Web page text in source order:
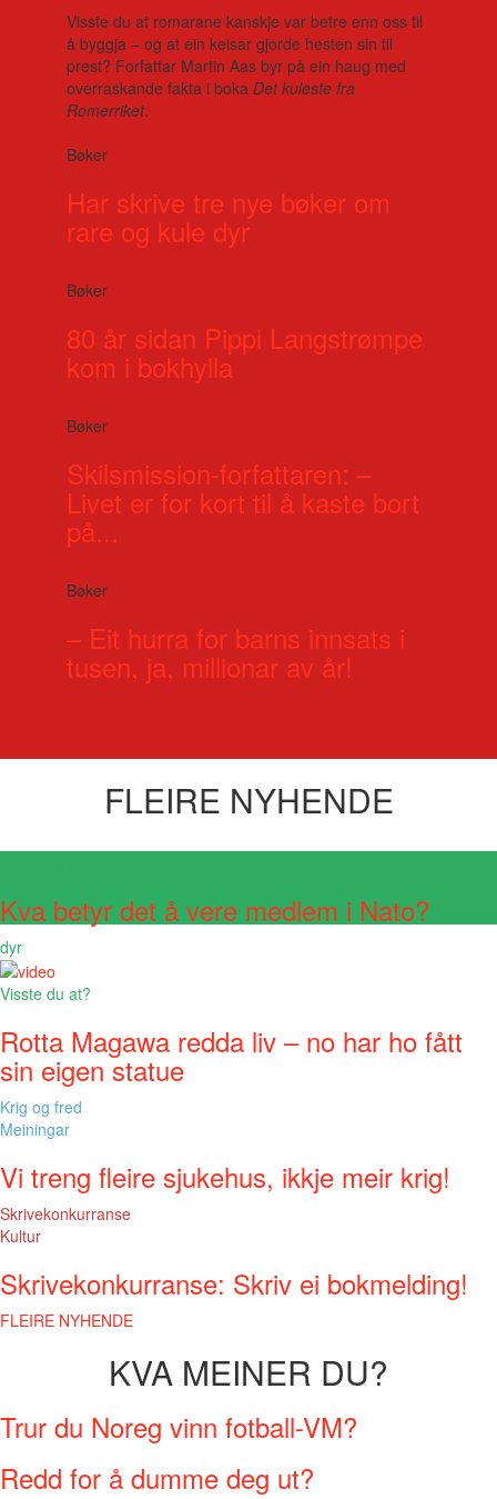
Visste du at romarane kanskje var betre enn oss til
å byggja – og at ein keisar gjorde hesten sin til
prest? Forfattar Martin Aas byr på ein haug med
overraskande fakta i boka Det kuleste fra
Romerriket.
Bøker
Har skrive tre nye bøker om
rare og kule dyr
Bøker
80 år sidan Pippi Langstrømpe
kom i bokhylla
Bøker
Skilsmission-forfattaren: –
Livet er for kort til å kaste bort
på...
Bøker
– Eit hurra for barns innsats i
tusen, ja, millionar av år!
FLEIRE NYHENDE
Kva betyr det å vere medlem i Nato?
dyr
Visste du at?
Rotta Magawa redda liv – no har ho fått
sin eigen statue
Krig og fred
Meiningar
Vi treng fleire sjukehus, ikkje meir krig!
Skrivekonkurranse
Kultur
Skrivekonkurranse: Skriv ei bokmelding!
FLEIRE NYHENDE
KVA MEINER DU?
Trur du Noreg vinn fotball-VM?
Redd for å dumme deg ut?